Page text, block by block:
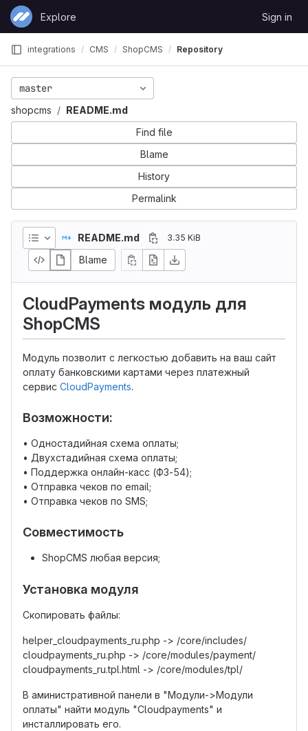
Skip to content
GitLab
Explore Sign in
integrations CMS ShopCMS Repository
master
shopcms
README.md
Find file
Blame
History
Permalink
README.md 3.35 KiB
Blame
CloudPayments модуль для
ShopCMS
Модуль позволит с легкостью добавить на ваш сайт
оплату банковскими картами через платежный
сервис CloudPayments.
Возможности:
• Одностадийная схема оплаты;
• Двухстадийная схема оплаты;
• Поддержка онлайн-касс (ФЗ-54);
• Отправка чеков по email;
• Отправка чеков по SMS;
Совместимость
ShopCMS любая версия;
Установка модуля
Скопировать файлы:
helper_cloudpayments_ru.php -> /core/includes/
cloudpayments_ru.php -> /core/modules/payment/
cloudpayments_ru.tpl.html -> /core/modules/tpl/
В аминистративной панели в "Модули->Модули
оплаты" найти модуль "Cloudpayments" и
инсталлировать его.